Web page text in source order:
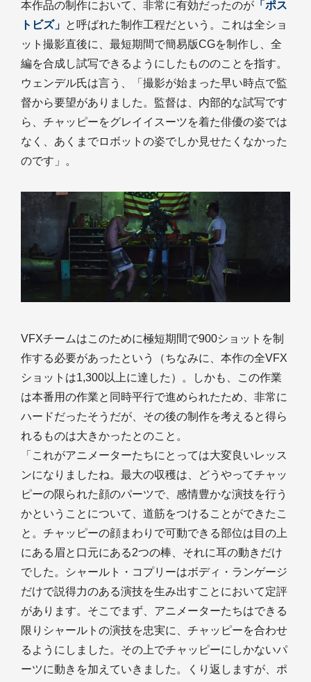
本作品の制作において、非常に有効だったのが 「ポス
トビズ」 と呼ばれた制作工程だという。これは全ショ
ット撮影直後に、最短期間で簡易版CGを制作し、全
編を合成し試写できるようにしたもののことを指す。
ウェンデル氏は言う、「撮影が始まった早い時点で監
督から要望がありました。監督は、内部的な試写です
ら、チャッピーをグレイイスーツを着た俳優の姿では
なく、あくまでロボットの姿でしか見せたくなかった
のです」。
VFXチームはこのために極短期間で900ショットを制
作する必要があったという（ちなみに、本作の全VFX
ショットは1,300以上に達した）。しかも、この作業
は本番用の作業と同時平行で進められたため、非常に
ハードだったそうだが、その後の制作を考えると得ら
れるものは大きかったとのこと。
「これがアニメーターたちにとっては大変良いレッス
ンになりましたね。最大の収穫は、どうやってチャッ
ピーの限られた顔のパーツで、感情豊かな演技を行う
かということについて、道筋をつけることができたこ
と。チャッピーの顔まわりで可動できる部位は目の上
にある眉と口元にある2つの棒、それに耳の動きだけ
でした。シャールト・コプリーはボディ・ランゲージ
だけで説得力のある演技を生み出すことにおいて定評
があります。そこでまず、アニメーターたちはできる
限りシャールトの演技を忠実に、チャッピーを合わせ
るようにしました。その上でチャッピーにしかないパ
ーツに動きを加えていきました。くり返しますが、ポ